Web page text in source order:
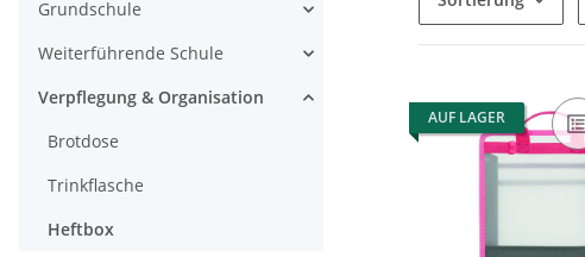
AUF LAGER
Grundschule
Weiterführende Schule
Verpflegung & Organisation
Brotdose
Trinkflasche
Heftbox